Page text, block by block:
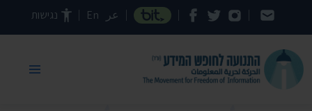
דילוג לתוכן העמוד عر En נגישות